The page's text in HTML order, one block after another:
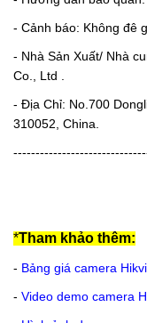
- Cảnh báo: Không đê
- Nhà Sản Xuất/ Nhà
Co., Ltd .
- Địa Chỉ: No.700
310052, China.
*Tham khảo thêm:
- Bảng giá camera
- Video demo camera